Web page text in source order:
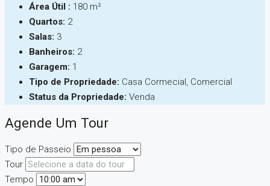
Área Útil : 180 m²
Quartos: 2
Salas: 3
Banheiros: 2
Garagem: 1
Tipo de Propriedade: Casa Cormecial, Comercial
Status da Propriedade: Venda
Agende Um Tour
Tipo de Passeio
Tour
Tempo